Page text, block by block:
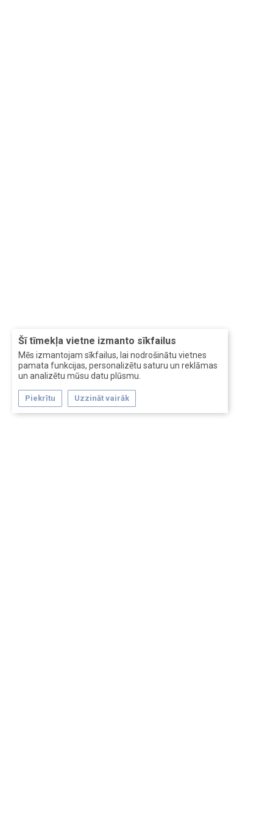
Šī tīmekļa vietne izmanto sīkfailus
Mēs izmantojam sīkfailus, lai nodrošinātu vietnes
pamata funkcijas, personalizētu saturu un reklāmas
un analizētu mūsu datu plūsmu.
Piekrītu Uzzināt vairāk